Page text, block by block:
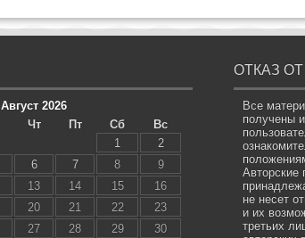
Август 2026
Чт Пт Сб
Вс
1
2
6 7 8
9
13 14 15
16
20 21 22
23
27 28 29 30
ОТКАЗ
Все
получены
Авторские
не несет
и их
третьих